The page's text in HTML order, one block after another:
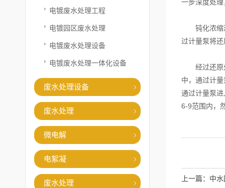
电镀废水处理工程
电镀园区废水处理
电镀废水处理设备
电镀废水处理一体化设备
废水处理设备
废水处理
微电解
电絮凝
废水处理
一步深度处
钝化浓缩液
过计量泵将
经过还原处
中，通过计
通过计量泵
6-9范围内，
上一篇： 中